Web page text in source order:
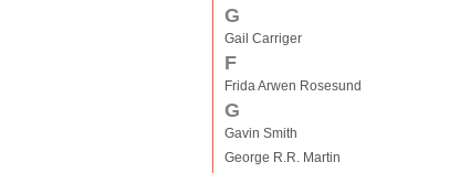
G
Gail Carriger
F
Frida Arwen Rosesund
G
Gavin Smith
George R.R. Martin